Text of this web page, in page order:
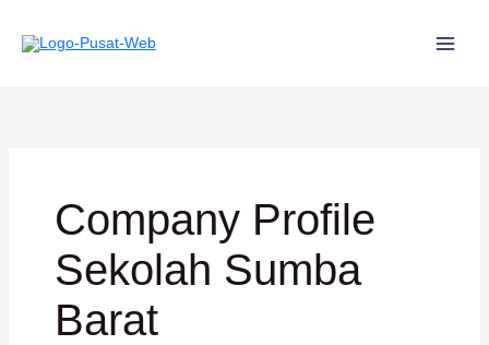
konten
Company Profile
Sekolah Sumba
Barat